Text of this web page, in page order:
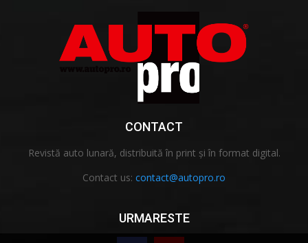
CONTACT
Revistă auto lunară, distribuită în print și în format digital.
Contact us: contact@autopro.ro
URMARESTE